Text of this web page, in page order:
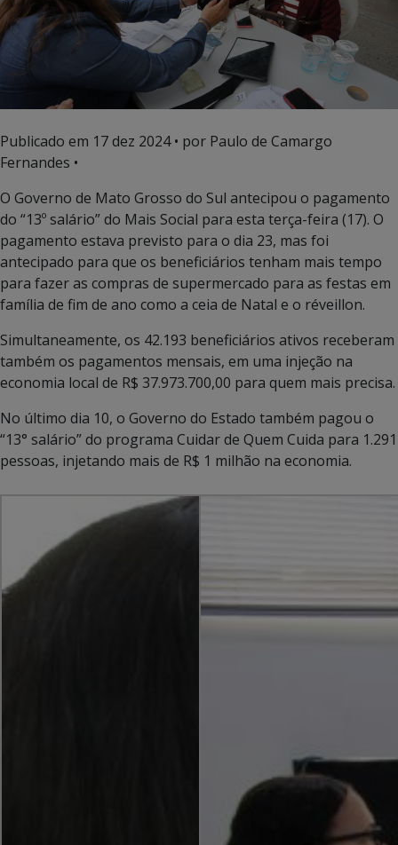
Publicado em 17 dez 2024• por Paulo de Camargo
Fernandes •
O Governo de Mato Grosso do Sul antecipou o pagamento
do “13º salário” do Mais Social para esta terça-feira (17). O
pagamento estava previsto para o dia 23, mas foi
antecipado para que os beneficiários tenham mais tempo
para fazer as compras de supermercado para as festas em
família de fim de ano como a ceia de Natal e o réveillon.
Simultaneamente, os 42.193 beneficiários ativos receberam
também os pagamentos mensais, em uma injeção na
economia local de R$ 37.973.700,00 para quem mais precisa.
No último dia 10, o Governo do Estado também pagou o
“13° salário” do programa Cuidar de Quem Cuida para 1.291
pessoas, injetando mais de R$ 1 milhão na economia.